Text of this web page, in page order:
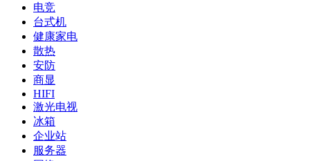
电竞
台式机
健康家电
散热
安防
商显
HIFI
激光电视
冰箱
企业站
服务器